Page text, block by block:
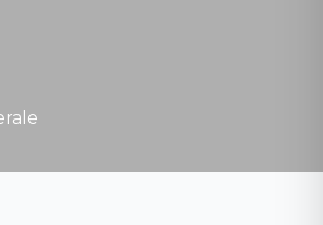
en Juillet et Août
noire.com